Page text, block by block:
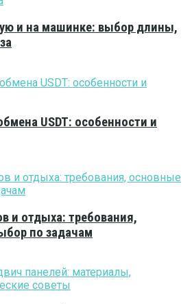
и на машинке: выбор длины,
USDT: особенности и
и отдыха: требования,
по задачам